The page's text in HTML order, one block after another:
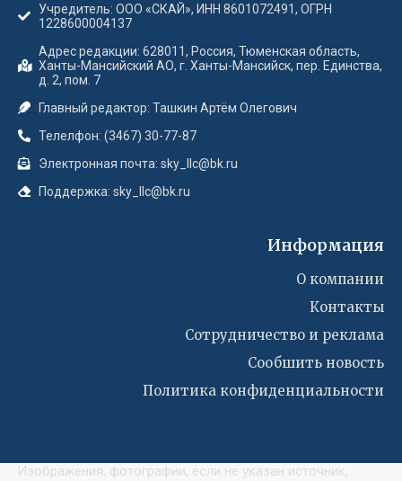
Учредитель: ООО «СКАЙ», ИНН 8601072491, ОГРН
1228600004137
Адрес редакции: 628011, Россия, Тюменская область,
Ханты-Мансийский АО, г. Ханты-Мансийск, пер. Единства,
д. 2, пом. 7
Главный редактор: Ташкин Артём Олегович
Телелфон: (3467) 30-77-87
Электронная почта: sky_llc@bk.ru
Поддержка: sky_llc@bk.ru
Информация
О компании
Контакты
Сотрудничество и реклама
Сообшить новость
Политика конфиденциальности
Изображения, фотографии, если не указан источник,